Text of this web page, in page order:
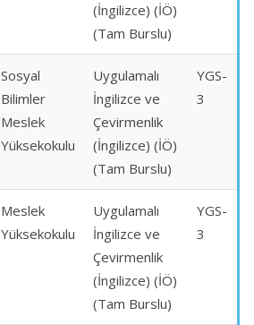
(İngilizce) (İÖ)
(Tam Burslu)
Sosyal
Bilimler
Meslek
Yüksekokulu
Uygulamalı
İngilizce ve
Çevirmenlik
(İngilizce) (İÖ)
(Tam Burslu)
YGS-
3
Meslek
Yüksekokulu
Uygulamalı
İngilizce ve
Çevirmenlik
(İngilizce) (İÖ)
(Tam Burslu)
YGS-
3